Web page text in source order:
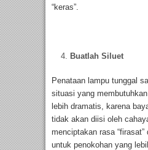
“keras”.
Buatlah Siluet
Penataan lampu tunggal
situasi yang
lebih dramatis, karena
tidak akan diisi oleh
menciptakan rasa
untuk penokohan yang